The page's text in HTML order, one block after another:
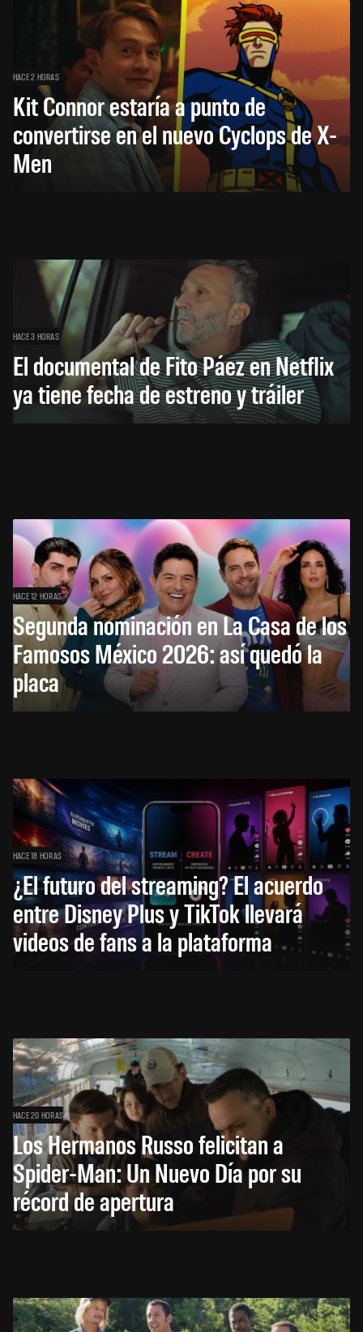
HACE 2 HORAS
Kit Connor estaría a punto de
convertirse en el nuevo Cyclops de X-
Men
HACE 3 HORAS
El documental de Fito Páez en Netflix
ya tiene fecha de estreno y tráiler
HACE 12 HORAS
Segunda nominación en La Casa de los
Famosos México 2026: así quedó la
placa
HACE 18 HORAS
¿El futuro del streaming? El acuerdo
entre Disney Plus y TikTok llevará
videos de fans a la plataforma
HACE 20 HORAS
Los Hermanos Russo felicitan a
Spider-Man: Un Nuevo Día por su
récord de apertura